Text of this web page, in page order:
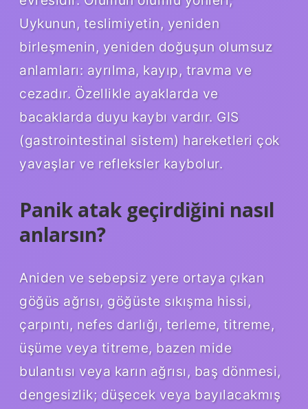
Uykunun, teslimiyetin, yeniden
birleşmenin, yeniden doğuşun olumsuz
anlamları: ayrılma, kayıp, travma ve
cezadır. Özellikle ayaklarda ve
bacaklarda duyu kaybı vardır. GIS
(gastrointestinal sistem) hareketleri çok
yavaşlar ve refleksler kaybolur.
Panik atak geçirdiğini nasıl
anlarsın?
Aniden ve sebepsiz yere ortaya çıkan
göğüs ağrısı, göğüste sıkışma hissi,
çarpıntı, nefes darlığı, terleme, titreme,
üşüme veya titreme, bazen mide
bulantısı veya karın ağrısı, baş dönmesi,
dengesizlik; düşecek veya bayılacakmış